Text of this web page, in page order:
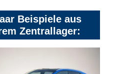
Beispiele aus
Zentrallager: